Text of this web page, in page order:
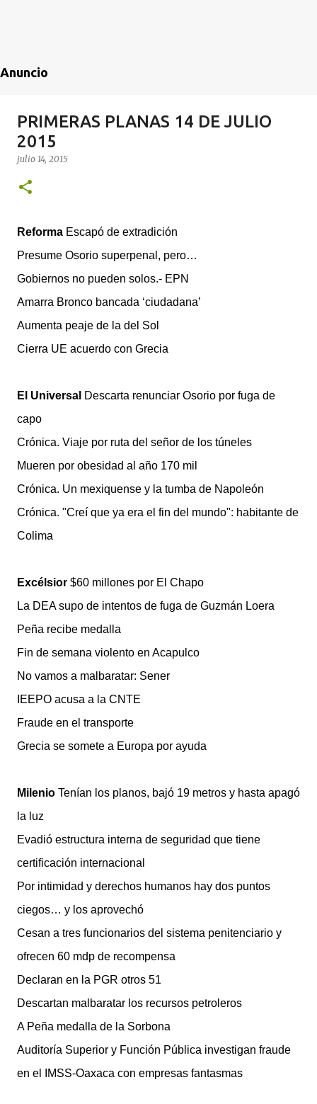
Anuncio
PRIMERAS PLANAS 14 DE JULIO
2015
julio 14, 2015
Reforma Escapó de extradición
Presume Osorio superpenal, pero…
Gobiernos no pueden solos.- EPN
Amarra Bronco bancada ‘ciudadana’
Aumenta peaje de la del Sol
Cierra UE acuerdo con Grecia
El Universal Descarta renunciar Osorio por fuga de
capo
Crónica. Viaje por ruta del señor de los túneles
Mueren por obesidad al año 170 mil
Crónica. Un mexiquense y la tumba de Napoleón
Crónica. "Creí que ya era el fin del mundo": habitante de
Colima
Excélsior $60 millones por El Chapo
La DEA supo de intentos de fuga de Guzmán Loera
Peña recibe medalla
Fin de semana violento en Acapulco
No vamos a malbaratar: Sener
IEEPO acusa a la CNTE
Fraude en el transporte
Grecia se somete a Europa por ayuda
Milenio Tenían los planos, bajó 19 metros y hasta apagó
la luz
Evadió estructura interna de seguridad que tiene
certificación internacional
Por intimidad y derechos humanos hay dos puntos
ciegos… y los aprovechó
Cesan a tres funcionarios del sistema penitenciario y
ofrecen 60 mdp de recompensa
Declaran en la PGR otros 51
Descartan malbaratar los recursos petroleros
A Peña medalla de la Sorbona
Auditoría Superior y Función Pública investigan fraude
en el IMSS-Oaxaca con empresas fantasmas